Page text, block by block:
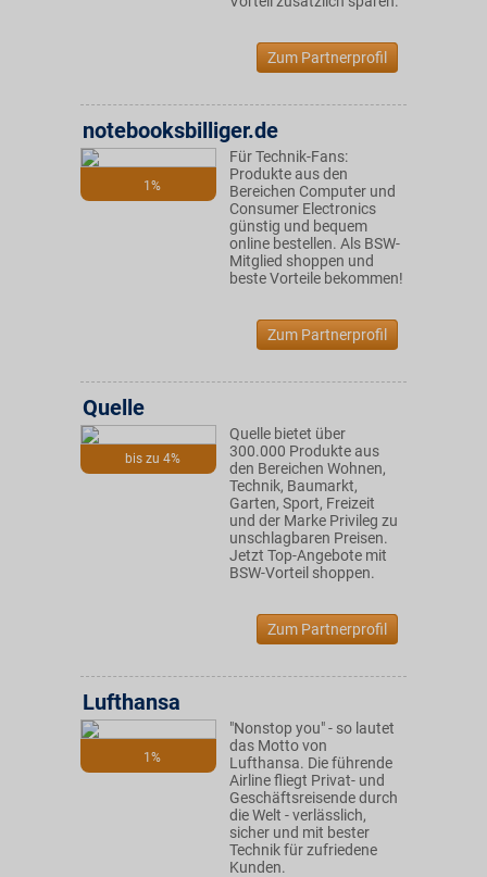
Zum Partnerprofil
1%
notebooksbilliger.de
Für Technik-Fans:
Produkte aus den
Bereichen Computer und
Consumer Electronics
günstig und bequem
online bestellen. Als BSW-
Mitglied shoppen und
beste Vorteile bekommen!
Zum Partnerprofil
bis zu 4%
Quelle
Quelle bietet über
300.000 Produkte aus
den Bereichen Wohnen,
Technik, Baumarkt,
Garten, Sport, Freizeit
und der Marke Privileg zu
unschlagbaren Preisen.
Jetzt Top-Angebote mit
BSW-Vorteil shoppen.
Zum Partnerprofil
1%
Lufthansa
"Nonstop you" - so lautet
das Motto von
Lufthansa. Die führende
Airline fliegt Privat- und
Geschäftsreisende durch
die Welt - verlässlich,
sicher und mit bester
Technik für zufriedene
Kunden.